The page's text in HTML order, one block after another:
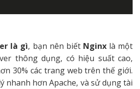
là gì, bạn nên biết Nginxlà một
thông dụng, có hiệu suất cao,
30% các trang web trên thế giới.
nhanh hơn Apache, và sử dụng tài